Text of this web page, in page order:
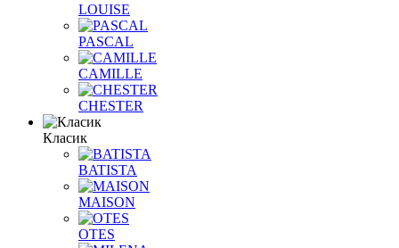
LOUISE
PASCAL
CAMILLE
CHESTER
Класик
BATISTA
MAISON
OTES